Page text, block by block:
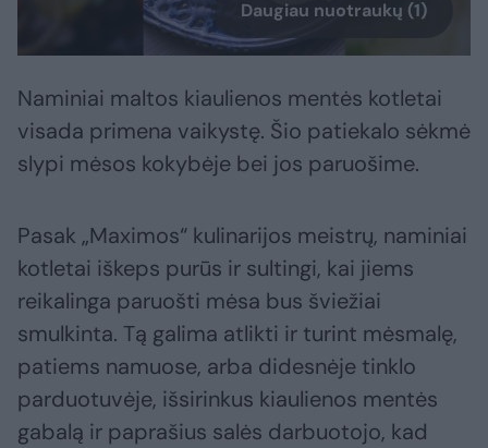
Daugiau nuotraukų (1)
Naminiai maltos kiaulienos mentės kotletai
visada primena vaikystę. Šio patiekalo sėkmė
slypi mėsos kokybėje bei jos paruošime.
Pasak „Maximos“ kulinarijos meistrų, naminiai
kotletai iškeps purūs ir sultingi, kai jiems
reikalinga paruošti mėsa bus šviežiai
smulkinta. Tą galima atlikti ir turint mėsmalę,
patiems namuose, arba didesnėje tinklo
parduotuvėje, išsirinkus kiaulienos mentės
gabalą ir paprašius salės darbuotojo, kad